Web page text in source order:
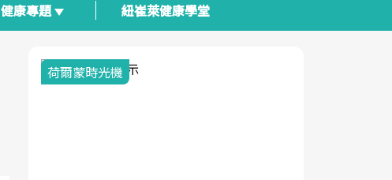
健康專題 紐崔萊健康學堂
荷爾蒙時光機